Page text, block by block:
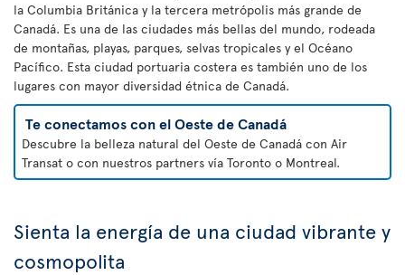
la Columbia Británica y la tercera metrópolis más grande de
Canadá. Es una de las ciudades más bellas del mundo, rodeada
de montañas, playas, parques, selvas tropicales y el Océano
Pacífico. Esta ciudad portuaria costera es también uno de los
lugares con mayor diversidad étnica de Canadá.
Te conectamos con el Oeste de Canadá
Descubre la belleza natural del Oeste de Canadá con Air
Transat o con nuestros partners vía Toronto o Montreal.
Sienta la energía de una ciudad vibrante y
cosmopolita